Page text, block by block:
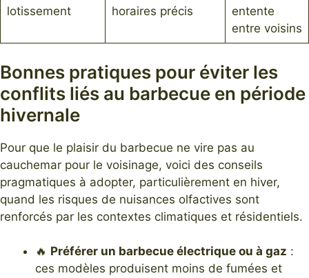
lotissement
horaires précis
entente
entre voisins
Bonnes pratiques pour éviter les
conflits liés au barbecue en période
hivernale
Pour que le plaisir du barbecue ne vire pas au
cauchemar pour le voisinage, voici des conseils
pragmatiques à adopter, particulièrement en hiver,
quand les risques de nuisances olfactives sont
renforcés par les contextes climatiques et résidentiels.
🔥 Préférer un barbecue électrique ou à gaz :
ces modèles produisent moins de fumées et